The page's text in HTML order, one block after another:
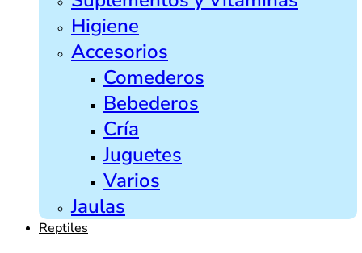
Higiene
Accesorios
Comederos
Bebederos
Cría
Juguetes
Varios
Jaulas
Reptiles